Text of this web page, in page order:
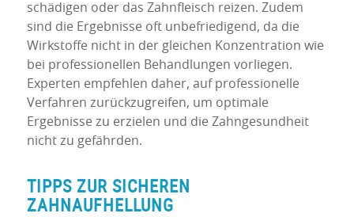
schädigen oder das Zahnfleisch reizen. Zudem
sind die Ergebnisse oft unbefriedigend, da die
Wirkstoffe nicht in der gleichen Konzentration wie
bei professionellen Behandlungen vorliegen.
Experten empfehlen daher, auf professionelle
Verfahren zurückzugreifen, um optimale
Ergebnisse zu erzielen und die Zahngesundheit
nicht zu gefährden.
TIPPS ZUR SICHEREN
ZAHNAUFHELLUNG